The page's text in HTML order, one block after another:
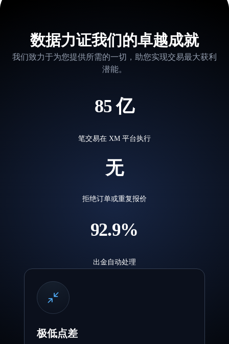
数据力证我们的卓越成就
我们致力于为您提供所需的一切，助您实现交易最大获利
潜能。
6
7
8
9
3
4
5
6
7
8
9
亿
笔交易在 XM 平台执行
无
拒绝订单或重复报价
2
3
5
6
8
9
0
1
2
3
.
2
3
5
6
7
8
9%
出金自动处理
极低点差